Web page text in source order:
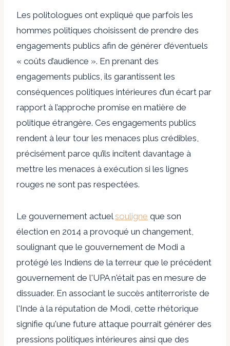
Les politologues ont expliqué que parfois les
hommes politiques choisissent de prendre des
engagements publics afin de générer d’éventuels
« coûts d’audience ». En prenant des
engagements publics, ils garantissent les
conséquences politiques intérieures d’un écart par
rapport à l’approche promise en matière de
politique étrangère. Ces engagements publics
rendent à leur tour les menaces plus crédibles,
précisément parce qu’ils incitent davantage à
mettre les menaces à exécution si les lignes
rouges ne sont pas respectées.
Le gouvernement actuel souligne que son
élection en 2014 a provoqué un changement,
soulignant que le gouvernement de Modi a
protégé les Indiens de la terreur que le précédent
gouvernement de l'UPA n'était pas en mesure de
dissuader. En associant le succès antiterroriste de
l'Inde à la réputation de Modi, cette rhétorique
signifie qu'une future attaque pourrait générer des
pressions politiques intérieures ainsi que des